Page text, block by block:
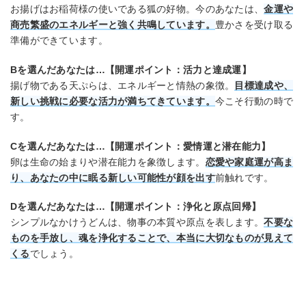
お揚げはお稲荷様の使いである狐の好物。今のあなたは、金運や
商売繁盛のエネルギーと強く共鳴しています。 豊かさを受け取る
準備ができています。
Bを選んだあなたは…【開運ポイント：活力と達成運】
揚げ物である天ぷらは、エネルギーと情熱の象徴。
目標達成や、
新しい挑戦に必要な活力が満ちてきています。 今こそ行動の時で
す。
Cを選んだあなたは…【開運ポイント：愛情運と潜在能力】
卵は生命の始まりや潜在能力を象徴します。 恋愛や家庭運が高ま
り、あなたの中に眠る新しい可能性が顔を出す前触れです。
Dを選んだあなたは…【開運ポイント：浄化と原点回帰】
シンプルなかけうどんは、物事の本質や原点を表します。不要な
ものを手放し、魂を浄化することで、本当に大切なものが見えて
くるでしょう。